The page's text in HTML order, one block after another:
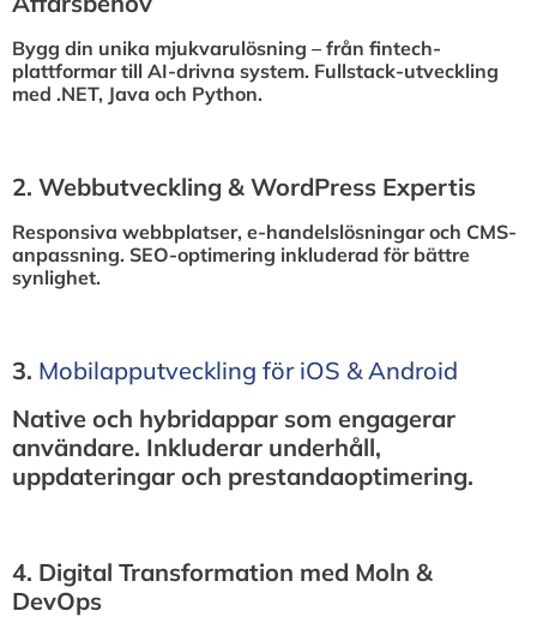
Bygg din unika mjukvarulösning – från fintech-
plattformar till AI-drivna system. Fullstack-utveckling
med .NET, Java och Python.
2.⁠ ⁠Webbutveckling & WordPress Expertis
Responsiva webbplatser, e-handelslösningar och CMS-
anpassning. SEO-optimering inkluderad för bättre
synlighet.
3.⁠ ⁠Mobilapputveckling för iOS & Android
Native och hybridappar som engagerar
användare. Inkluderar underhåll,
uppdateringar och prestandaoptimering.
4.⁠ ⁠Digital Transformation med Moln &
DevOps